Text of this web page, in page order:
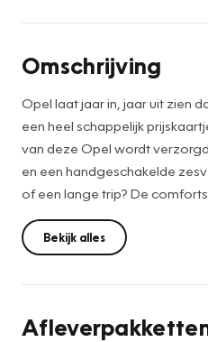
Omschrijving
Opel laat jaar in, jaar uit zien
een heel schappelijk
van deze Opel wordt
en een handgeschakelde
of een lange trip? De
voor een goede zithouding!
horen onder meer 16 inch
dagrijverlichting, extra getint
Zelfs een kleine aanrijding kan
Bekijk alles